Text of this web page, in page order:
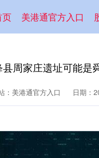
页 美港通官方入口
周家庄遗址可能是
：美港通官方入口 日期：